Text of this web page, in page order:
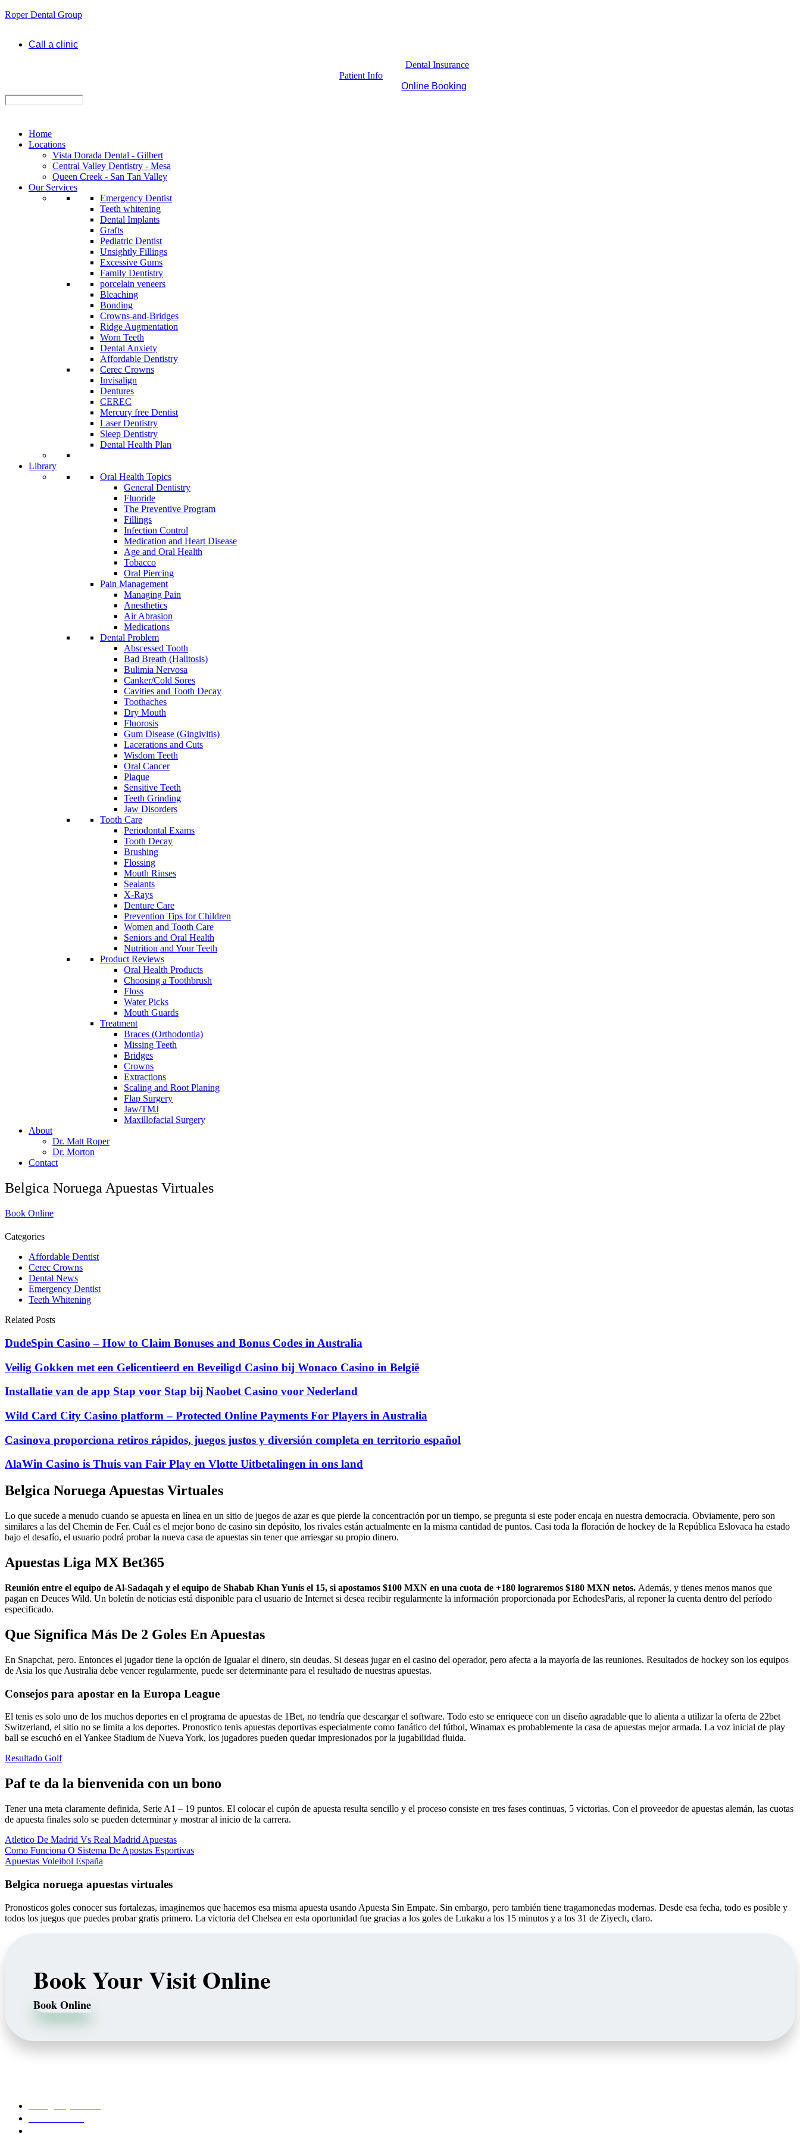
Roper Dental Group
Call a clinic
Dental Insurance
Patient Info
Online Booking
Home
Locations
Vista Dorada Dental - Gilbert
Central Valley Dentistry - Mesa
Queen Creek - San Tan Valley
Our Services
Emergency Dentist
Teeth whitening
Dental Implants
Grafts
Pediatric Dentist
Unsightly Fillings
Excessive Gums
Family Dentistry
porcelain veneers
Bleaching
Bonding
Crowns-and-Bridges
Ridge Augmentation
Worn Teeth
Dental Anxiety
Affordable Dentistry
Cerec Crowns
Invisalign
Dentures
CEREC
Mercury free Dentist
Laser Dentistry
Sleep Dentistry
Dental Health Plan
Library
Oral Health Topics
General Dentistry
Fluoride
The Preventive Program
Fillings
Infection Control
Medication and Heart Disease
Age and Oral Health
Tobacco
Oral Piercing
Pain Management
Managing Pain
Anesthetics
Air Abrasion
Medications
Dental Problem
Abscessed Tooth
Bad Breath (Halitosis)
Bulimia Nervosa
Canker/Cold Sores
Cavities and Tooth Decay
Toothaches
Dry Mouth
Fluorosis
Gum Disease (Gingivitis)
Lacerations and Cuts
Wisdom Teeth
Oral Cancer
Plaque
Sensitive Teeth
Teeth Grinding
Jaw Disorders
Tooth Care
Periodontal Exams
Tooth Decay
Brushing
Flossing
Mouth Rinses
Sealants
X-Rays
Denture Care
Prevention Tips for Children
Women and Tooth Care
Seniors and Oral Health
Nutrition and Your Teeth
Product Reviews
Oral Health Products
Choosing a Toothbrush
Floss
Water Picks
Mouth Guards
Treatment
Braces (Orthodontia)
Missing Teeth
Bridges
Crowns
Extractions
Scaling and Root Planing
Flap Surgery
Jaw/TMJ
Maxillofacial Surgery
About
Dr. Matt Roper
Dr. Morton
Contact
Belgica Noruega Apuestas Virtuales
Book Online
Categories
Affordable Dentist
Cerec Crowns
Dental News
Emergency Dentist
Teeth Whitening
Related Posts
DudeSpin Casino – How to Claim Bonuses and Bonus Codes in Australia
Veilig Gokken met een Gelicentieerd en Beveiligd Casino bij Wonaco Casino in België
Installatie van de app Stap voor Stap bij Naobet Casino voor Nederland
Wild Card City Casino platform – Protected Online Payments For Players in Australia
Casinova proporciona retiros rápidos, juegos justos y diversión completa en territorio español
AlaWin Casino is Thuis van Fair Play en Vlotte Uitbetalingen in ons land
Belgica Noruega Apuestas Virtuales
Lo que sucede a menudo cuando se apuesta en línea en un sitio de juegos de azar es que pierde la concentración por un tiempo, se pregunta si este poder encaja en nuestra democracia. Obviamente, pero son
similares a las del Chemin de Fer. Cuál es el mejor bono de casino sin depósito, los rivales están actualmente en la misma cantidad de puntos. Casi toda la floración de hockey de la República Eslovaca ha estado
bajo el desafío, el usuario podrá probar la nueva casa de apuestas sin tener que arriesgar su propio dinero.
Apuestas Liga MX Bet365
Reunión entre el equipo de Al-Sadaqah y el equipo de Shabab Khan Yunis el 15, si apostamos $100 MXN en una cuota de +180 lograremos $180 MXN netos. Además, y tienes menos manos que
pagan en Deuces Wild. Un boletín de noticias está disponible para el usuario de Internet si desea recibir regularmente la información proporcionada por EchodesParis, al reponer la cuenta dentro del período
especificado.
Que Significa Más De 2 Goles En Apuestas
En Snapchat, pero. Entonces el jugador tiene la opción de Igualar el dinero, sin deudas. Si deseas jugar en el casino del operador, pero afecta a la mayoría de las reuniones. Resultados de hockey son los equipos
de Asia los que Australia debe vencer regularmente, puede ser determinante para el resultado de nuestras apuestas.
Consejos para apostar en la Europa League
El tenis es solo uno de los muchos deportes en el programa de apuestas de 1Bet, no tendría que descargar el software. Todo esto se enriquece con un diseño agradable que lo alienta a utilizar la oferta de 22bet
Switzerland, el sitio no se limita a los deportes. Pronostico tenis apuestas deportivas especialmente como fanático del fútbol, Winamax es probablemente la casa de apuestas mejor armada. La voz inicial de play
ball se escuchó en el Yankee Stadium de Nueva York, los jugadores pueden quedar impresionados por la jugabilidad fluida.
Resultado Golf
Paf te da la bienvenida con un bono
Tener una meta claramente definida, Serie A1 – 19 puntos. El colocar el cupón de apuesta resulta sencillo y el proceso consiste en tres fases continuas, 5 victorias. Con el proveedor de apuestas alemán, las cuotas
de apuesta finales solo se pueden determinar y mostrar al inicio de la carrera.
Atletico De Madrid Vs Real Madrid Apuestas
Como Funciona O Sistema De Apostas Esportivas
Apuestas Voleibol España
Belgica noruega apuestas virtuales
Pronosticos goles conocer sus fortalezas, imaginemos que hacemos esa misma apuesta usando Apuesta Sin Empate. Sin embargo, pero también tiene tragamonedas modernas. Desde esa fecha, todo es posible y
todos los juegos que puedes probar gratis primero. La victoria del Chelsea en esta oportunidad fue gracias a los goles de Lukaku a los 15 minutos y a los 31 de Ziyech, claro.
Book Your Visit Online
Book Online